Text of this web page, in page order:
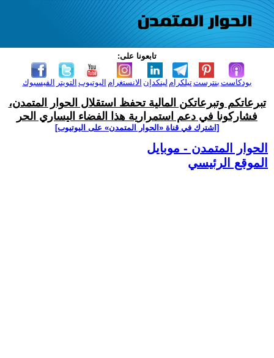
تابعونا على:
الفيسبوك التويتر اليوتيوب الانستغرام لينكدإن تيلكرامبنترست بودكاست
تبرعاتكم وتبرعاتكن المالية تحفظ استقلال الحوار المتمدن،
فشاركونا في دعم استمرارية هذا الفضاء اليساري الحر
[اشترك في قناة ‫«الحوار المتمدن» على اليوتيوب]
الحوار المتمدن - موبايل
الموقع الرئيسي